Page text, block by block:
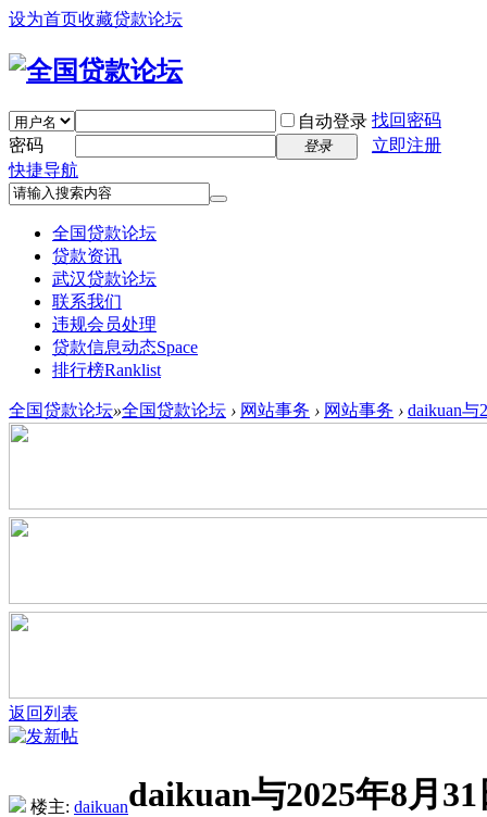
设为首页收藏贷款论坛
自动登录 找回密码
密码
登录
立即注册
快捷导航
全国贷款论坛
贷款资讯
武汉贷款论坛
联系我们
违规会员处理
贷款信息动态Space
排行榜Ranklist
全国贷款论坛»全国贷款论坛 › 网站事务 › 网站事务 › daikuan
返回列表
楼主: daikuandaikuan与2025年8月